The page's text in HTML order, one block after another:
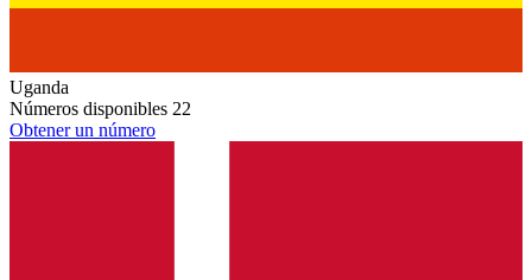
Uganda
Números disponibles 22
Obtener un número